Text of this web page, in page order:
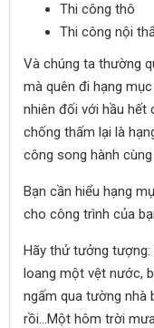
Thi công thô
Thi công nội
Và chúng ta thường
mà quên đi hạng
nhiên đối với hầu hết
chống thấm lại là
công song hành
Bạn cần hiểu hạng
cho công trình của
Hãy thử tưởng
loang một vệt nước,
ngấm qua tường nhà
rồi…Một hôm trời